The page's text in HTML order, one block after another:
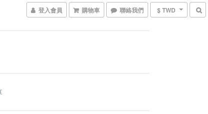
登入會員 購物車 聯絡我們 $ TWD